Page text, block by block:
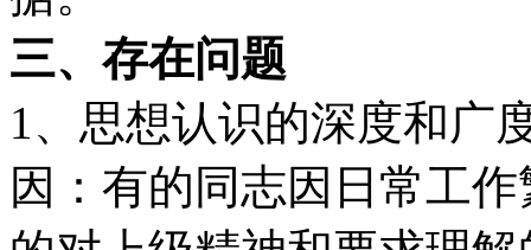
三、存在问题
1、思想认识的深度和广
因：有的同志因日常工